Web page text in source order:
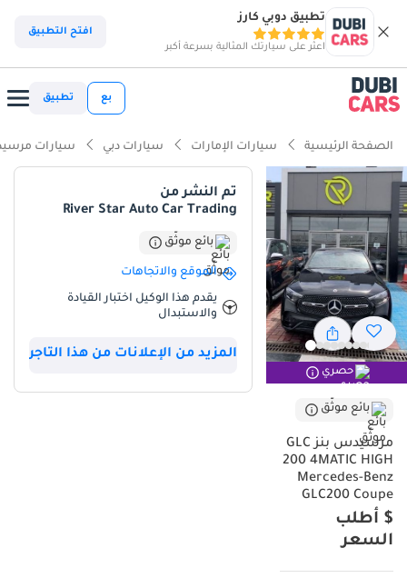
تطبيق دوبي كارز
اعثر على سيارتك المثالية بسرعة أكبر
افتح التطبيق
بع تطبيق
الصفحة الرئيسية سيارات الإمارات سيارات دبي سيارات
حصري
بائع موثّق
مرسيدس بنز GLC
200 4MATIC HIGH
Mercedes-Benz
GLC200 Coupe
$ أطلب
السعر
تم النشر من
River Star Auto Car Trading
بائع موثّق
الموقع والاتجاهات
يقدم هذا الوكيل اختبار القيادة
والاستبدال
المزيد من الإعلانات من هذا التاجر